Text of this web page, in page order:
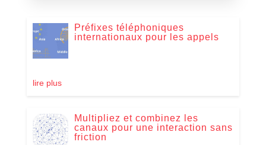
Préfixes téléphoniques
internationaux pour les appels
lire plus
Multipliez et combinez les
canaux pour une interaction sans
friction